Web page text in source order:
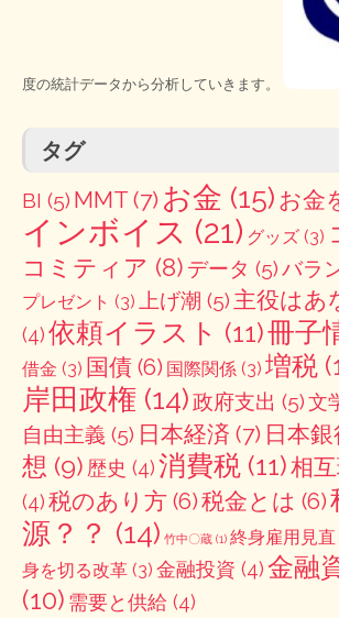
度の統計データから分析していきます。
タグ
BI (5) MMT (7) お金 (15) お金
インボイス (21) グッズ (3)
コミティア (8) データ (5)バラ
プレゼント (3) 上げ潮 (5) 主役はあ
(4)依頼イラスト (11)冊子
借金 (3) 国債 (6) 国際関係 (3) 増税
岸田政権 (14)政府支出 (5)文
自由主義 (5) 日本経済 (7) 日本
想 (9) 歴史 (4)消費税 (11)相
(4)税のあり方 (6)税金とは (6)
源？？ (14) 竹中〇蔵 (1) 終身雇用見直
身を切る改革 (3) 金融投資 (4)金融
(10) 需要と供給 (4)